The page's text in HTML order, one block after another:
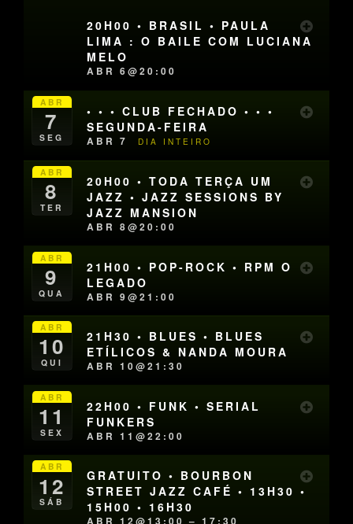
20H00 • BRASIL • PAULA
LIMA : O BAILE COM LUCIANA
MELO
ABR 6@20:00
ABR
7
SEG
• • • CLUB FECHADO • • •
SEGUNDA-FEIRA
ABR 7 DIA INTEIRO
ABR
8
TER
20H00 • TODA TERÇA UM
JAZZ • JAZZ SESSIONS BY
JAZZ MANSION
ABR 8@20:00
ABR
9
QUA
21H00 • POP-ROCK • RPM O
LEGADO
ABR 9@21:00
ABR
10
QUI
21H30 • BLUES • BLUES
ETÍLICOS & NANDA MOURA
ABR 10@21:30
ABR
11
SEX
22H00 • FUNK • SERIAL
FUNKERS
ABR 11@22:00
ABR
12
SÁB
GRATUITO • BOURBON
STREET JAZZ CAFÉ • 13H30 •
15H00 • 16H30
ABR 12@13:00 – 17:30